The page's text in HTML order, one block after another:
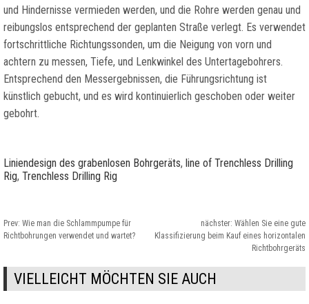
und Hindernisse vermieden werden, und die Rohre werden genau und
reibungslos entsprechend der geplanten Straße verlegt. Es verwendet
fortschrittliche Richtungssonden, um die Neigung von vorn und
achtern zu messen, Tiefe, und Lenkwinkel des Untertagebohrers.
Entsprechend den Messergebnissen, die Führungsrichtung ist
künstlich gebucht, und es wird kontinuierlich geschoben oder weiter
gebohrt.
Liniendesign des grabenlosen Bohrgeräts, line of Trenchless Drilling
Rig, Trenchless Drilling Rig
Prev: Wie man die Schlammpumpe für
Richtbohrungen verwendet und wartet?
nächster: Wählen Sie eine gute
Klassifizierung beim Kauf eines horizontalen
Richtbohrgeräts
VIELLEICHT MÖCHTEN SIE AUCH